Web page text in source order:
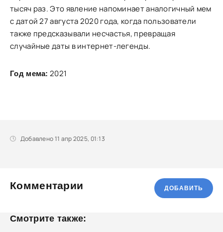
тысяч раз. Это явление напоминает аналогичный мем
с датой 27 августа 2020 года, когда пользователи
также предсказывали несчастья, превращая
случайные даты в интернет-легенды.
Год мема: 2021
Добавлено 11 апр 2025, 01:13
Комментарии ДОБАВИТЬ
Смотрите также: